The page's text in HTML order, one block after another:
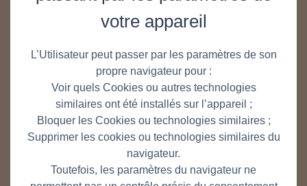
votre appareil
L’Utilisateur peut passer par les paramètres de son
propre navigateur pour :
Voir quels Cookies ou autres technologies
similaires ont été installés sur l’appareil ;
Bloquer les Cookies ou technologies similaires ;
Supprimer les cookies ou technologies similaires du
navigateur.
Toutefois, les paramètres du navigateur ne